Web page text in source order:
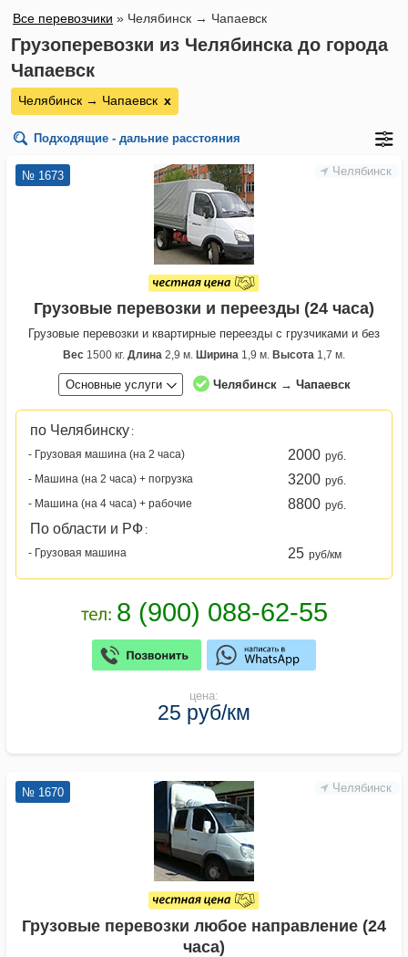
Все перевозчики » Челябинск → Чапаевск
Грузоперевозки из Челябинска до города
Чапаевск
Челябинск → Чапаевск х
Подходящие - дальние расстояния
Челябинск
№ 1673
Грузовые перевозки и переезды (24 часа)
Грузовые перевозки и квартирные переезды с грузчиками и без
Вес 1500 кг. Длина 2,9 м. Ширина 1,9 м. Высота 1,7 м.
Основные услуги Челябинск → Чапаевск
по Челябинску :
- Грузовая машина (на 2 часа)
2000 руб.
- Машина (на 2 часа) + погрузка
3200 руб.
- Машина (на 4 часа) + рабочие
8800 руб.
По области и РФ :
- Грузовая машина
25 руб/км
цена:
25 руб/км
Челябинск
№ 1670
Грузовые перевозки любое направление (24
часа)